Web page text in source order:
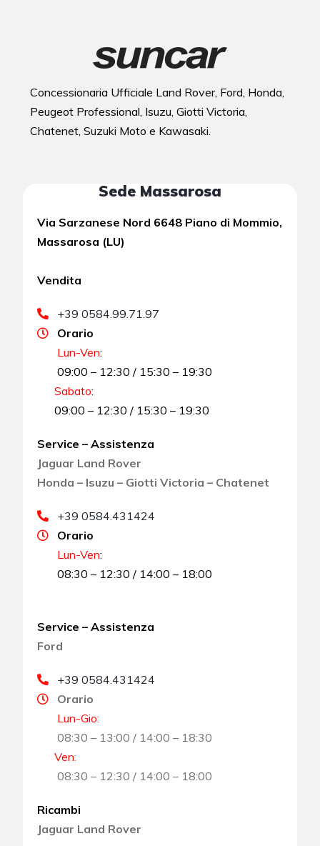
Concessionaria Ufficiale Land Rover, Ford, Honda,
Peugeot Professional, Isuzu, Giotti Victoria,
Chatenet, Suzuki Moto e Kawasaki.
Sede Massarosa
Via Sarzanese Nord 6648 Piano di Mommio,
Massarosa (LU)
Vendita
+39 0584.99.71.97
Orario
Lun-Ven:
09:00 – 12:30 / 15:30 – 19:30
Sabato:
09:00 – 12:30 / 15:30 – 19:30
Service – Assistenza
Jaguar Land Rover
Honda – Isuzu – Giotti Victoria – Chatenet
+39 0584.431424
Orario
Lun-Ven:
08:30 – 12:30 / 14:00 – 18:00
Service – Assistenza
Ford
+39 0584.431424
Orario
Lun-Gio:
08:30 – 13:00 / 14:00 – 18:30
Ven:
08:30 – 12:30 / 14:00 – 18:00
Ricambi
Jaguar Land Rover